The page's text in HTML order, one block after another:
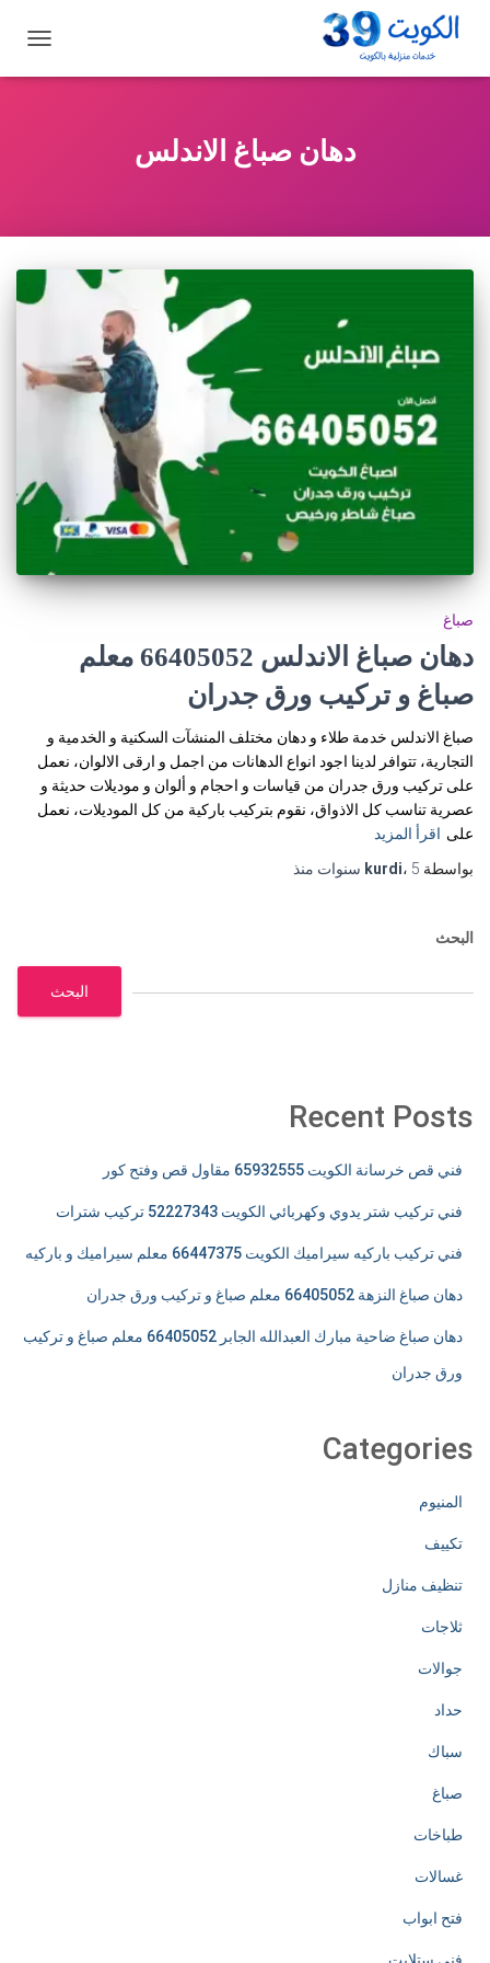
التنقل
دهان صباغ الاندلس
صباغ
دهان صباغ الاندلس 66405052 معلم
صباغ و تركيب ورق جدران
صباغ الاندلس خدمة طلاء و دهان مختلف المنشآت السكنية و الخدمية و
التجارية، تتوافر لدينا اجود انواع الدهانات من اجمل و ارقى الالوان، نعمل
على تركيب ورق جدران من قياسات و احجام و ألوان و موديلات حديثة و
عصرية تناسب كل الاذواق، نقوم بتركيب باركية من كل الموديلات، نعمل
على اقرأ المزيد
بواسطة
kurdi، 5 سنوات منذ
البحث
البحث
Recent Posts
فني قص خرسانة الكويت 65932555 مقاول قص وفتح كور
فني تركيب شتر يدوي وكهربائي الكويت 52227343 تركيب شترات
فني تركيب باركيه سيراميك الكويت 66447375 معلم سيراميك و باركيه
دهان صباغ النزهة 66405052 معلم صباغ و تركيب ورق جدران
دهان صباغ ضاحية مبارك العبدالله الجابر 66405052 معلم صباغ و تركيب
ورق جدران
Categories
المنيوم
تكييف
تنظيف منازل
ثلاجات
جوالات
حداد
سباك
صباغ
طباخات
غسالات
فتح ابواب
فني ستلايت